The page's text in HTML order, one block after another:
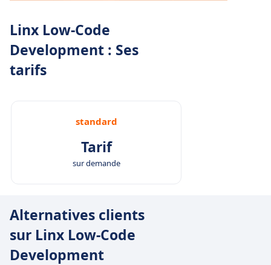
Linx Low-Code
Development : Ses
tarifs
standard
Tarif
sur demande
Alternatives clients
sur Linx Low-Code
Development